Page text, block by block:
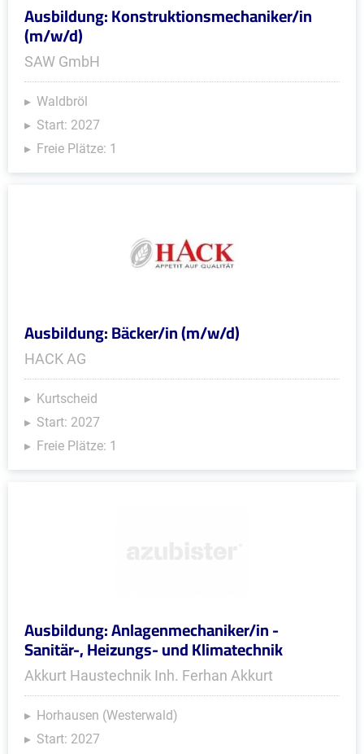
Ausbildung: Konstruktionsmechaniker/in
(m/w/d)
SAW GmbH
Waldbröl
Start: 2027
Freie Plätze: 1
Ausbildung: Bäcker/in (m/w/d)
HACK AG
Kurtscheid
Start: 2027
Freie Plätze: 1
Ausbildung: Anlagenmechaniker/in -
Sanitär-, Heizungs- und Klimatechnik
Akkurt Haustechnik Inh. Ferhan Akkurt
Horhausen (Westerwald)
Start: 2027